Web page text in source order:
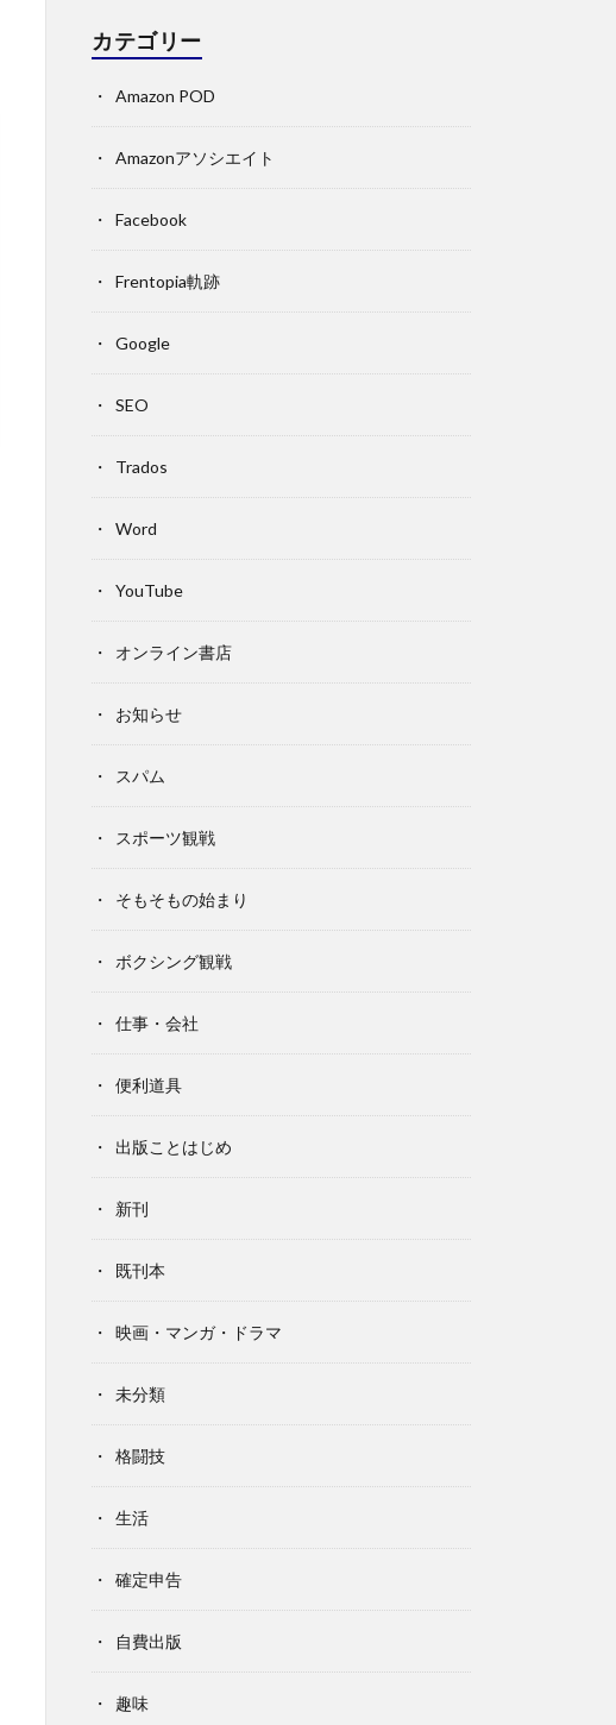
カテゴリー
Amazon POD
Amazonアソシエイト
Facebook
Frentopia軌跡
Google
SEO
Trados
Word
YouTube
オンライン書店
お知らせ
スパム
スポーツ観戦
そもそもの始まり
ボクシング観戦
仕事・会社
便利道具
出版ことはじめ
新刊
既刊本
映画・マンガ・ドラマ
未分類
格闘技
生活
確定申告
自費出版
趣味